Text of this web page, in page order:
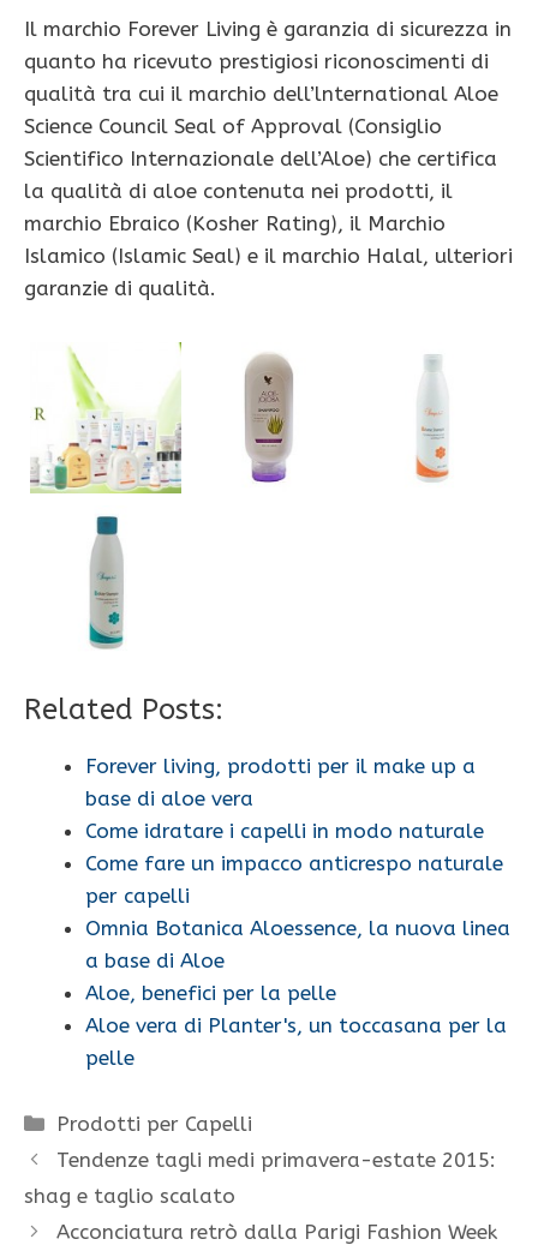
Il marchio Forever Living è garanzia di sicurezza in
quanto ha ricevuto prestigiosi riconoscimenti di
qualità tra cui il marchio dell’lnternational Aloe
Science Council Seal of Approval (Consiglio
Scientifico Internazionale dell’Aloe) che certifica
la qualità di aloe contenuta nei prodotti, il
marchio Ebraico (Kosher Rating), il Marchio
Islamico (Islamic Seal) e il marchio Halal, ulteriori
garanzie di qualità.
Related Posts:
Forever living, prodotti per il make up a
base di aloe vera
Come idratare i capelli in modo naturale
Come fare un impacco anticrespo naturale
per capelli
Omnia Botanica Aloessence, la nuova linea
a base di Aloe
Aloe, benefici per la pelle
Aloe vera di Planter's, un toccasana per la
pelle
Categorie
Prodotti per Capelli
Tendenze tagli medi primavera-estate 2015:
shag e taglio scalato
Acconciatura retrò dalla Parigi Fashion Week